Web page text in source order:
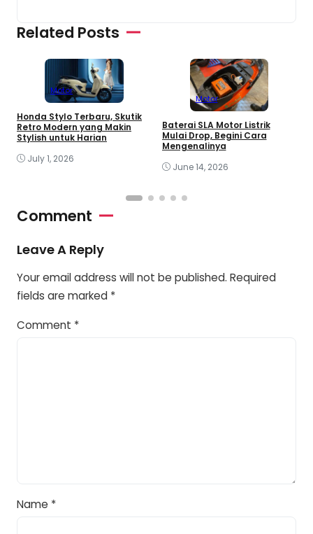
Related Posts
Motor
Honda Stylo Terbaru, Skutik
Retro Modern yang Makin
Stylish untuk Harian
July 1, 2026
Motor
Baterai SLA Motor Listrik
Mulai Drop, Begini Cara
Mengenalinya
June 14, 2026
Comment
Leave A Reply
Your email address will not be published. Required
fields are marked *
Comment *
Name *